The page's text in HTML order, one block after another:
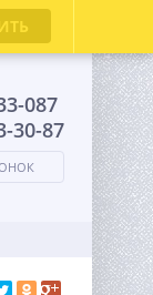
087
30-87